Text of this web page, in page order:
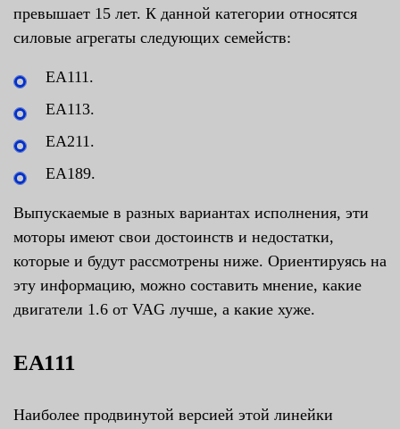
превышает 15 лет. К данной категории относятся
силовые агрегаты следующих семейств:
EA111.
EA113.
EA211.
EA189.
Выпускаемые в разных вариантах исполнения, эти
моторы имеют свои достоинств и недостатки,
которые и будут рассмотрены ниже. Ориентируясь на
эту информацию, можно составить мнение, какие
двигатели 1.6 от VAG лучше, а какие хуже.
ЕА111
Наиболее продвинутой версией этой линейки